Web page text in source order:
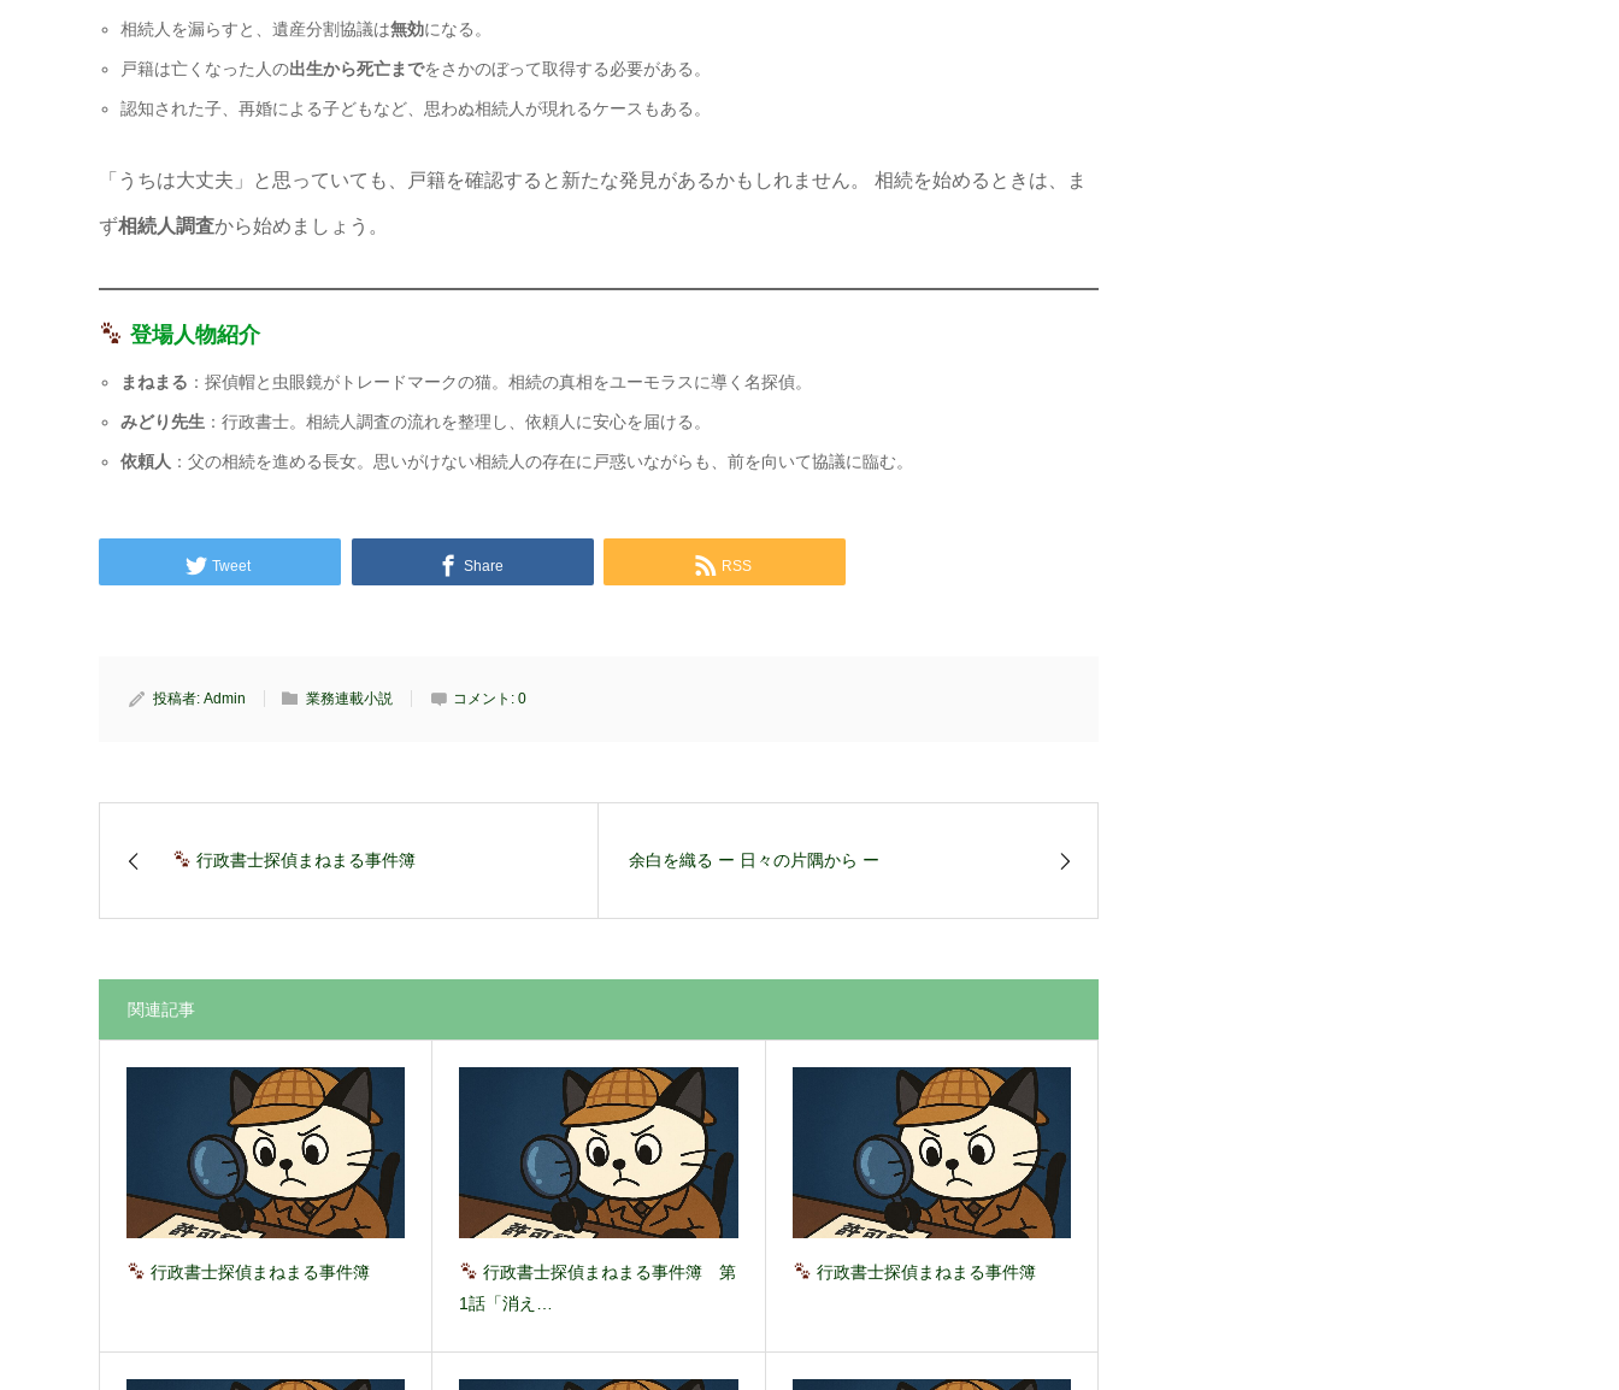
相続人を漏らすと、遺産分割協議は無効になる。
戸籍は亡くなった人の出生から死亡までをさかのぼって取得する必要がある。
認知された子、再婚による子どもなど、思わぬ相続人が現れるケースもある。
「うちは大丈夫」と思っていても、戸籍を確認すると新たな発見があるかもしれません。 相続を始めるときは、ま
ず相続人調査から始めましょう。
登場人物紹介
まねまる ：探偵帽と虫眼鏡がトレードマークの猫。相続の真相をユーモラスに導く名探偵。
みどり先生 ：行政書士。相続人調査の流れを整理し、依頼人に安心を届ける。
依頼人 ：父の相続を進める長女。思いがけない相続人の存在に戸惑いながらも、前を向いて協議に臨む。
Tweet Share RSS
投稿者: Admin 業務連載小説 コメント: 0
行政書士探偵まねまる事件簿 余白を織る ー 日々の片隅から ー
関連記事
行政書士探偵まねまる事件簿
行政書士探偵まねまる事件簿 第
1話「消え…
行政書士探偵まねまる事件簿